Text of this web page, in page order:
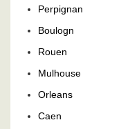
Perpignan
Boulogn
Rouen
Mulhouse
Orleans
Caen